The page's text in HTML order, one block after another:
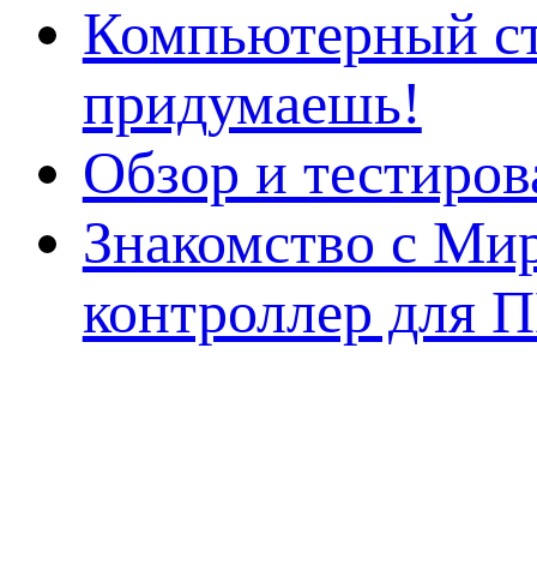
Компьютерный
придумаешь!
Обзор и
Знакомство с
контроллер для